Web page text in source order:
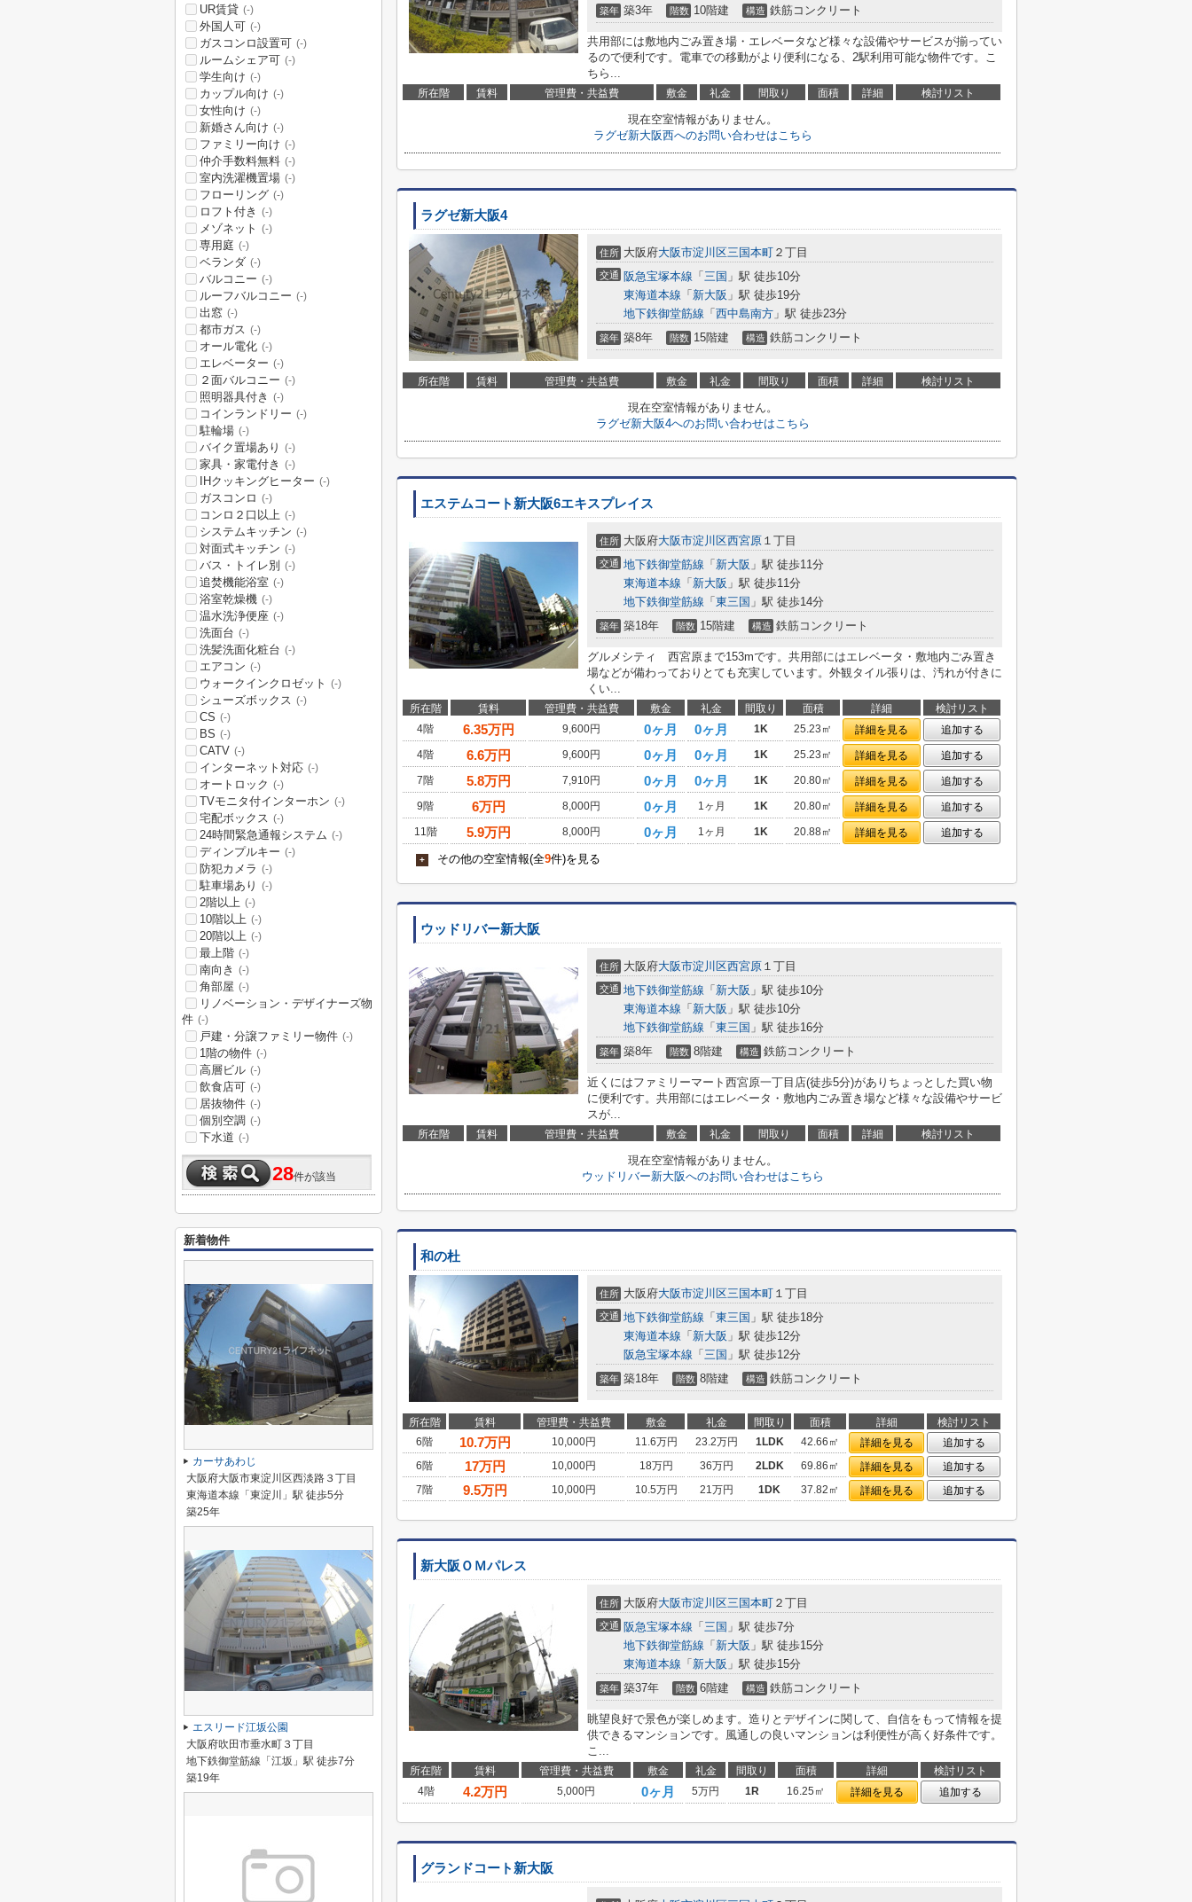
築年 築3年 階数 10階建 構造 鉄筋コンクリート
共用部には敷地内ごみ置き場・エレベータなど様々な設備やサービスが揃ってい
るので便利です。電車での移動がより便利になる、2駅利用可能な物件です。こ
ちら...
所在階 賃料 管理費・共益費 敷金 礼金 間取り 面積 詳細 検討リスト
現在空室情報がありません。
ラグゼ新大阪西へのお問い合わせはこちら
ラグゼ新大阪4
住所 大阪府大阪市淀川区三国本町 ２丁目
交通 阪急宝塚本線 「 三国 」駅 徒歩10分
東海道本線 「 新大阪 」駅 徒歩19分
地下鉄御堂筋線 「 西中島南方 」駅 徒歩23分
築年 築8年 階数 15階建 構造 鉄筋コンクリート
所在階 賃料 管理費・共益費 敷金 礼金 間取り 面積 詳細 検討リスト
現在空室情報がありません。
ラグゼ新大阪4へのお問い合わせはこちら
エステムコート新大阪6エキスプレイス
住所 大阪府大阪市淀川区西宮原 １丁目
交通 地下鉄御堂筋線 「 新大阪 」駅 徒歩11分
東海道本線 「 新大阪 」駅 徒歩11分
地下鉄御堂筋線 「 東三国 」駅 徒歩14分
築年 築18年 階数 15階建 構造 鉄筋コンクリート
グルメシティ 西宮原まで153mです。共用部にはエレベータ・敷地内ごみ置き
場などが備わっておりとても充実しています。外観タイル張りは、汚れが付きに
くい...
所在階 賃料 管理費・共益費 敷金 礼金 間取り 面積 詳細
検討リスト
4階
6.35万円 9,600円 0ヶ月 0ヶ月 1K 25.23㎡ 詳細を見る
追加する
4階
6.6万円 9,600円 0ヶ月 0ヶ月 1K 25.23㎡ 詳細を見る
追加する
7階
5.8万円 7,910円 0ヶ月 0ヶ月 1K 20.80㎡ 詳細を見る
追加する
9階
6万円 8,000円 0ヶ月 1ヶ月 1K 20.80㎡ 詳細を見る
追加する
11階
5.9万円 8,000円 0ヶ月 1ヶ月 1K 20.88㎡ 詳細を見る 追加する
+ その他の空室情報(全9件)を見る
ウッドリバー新大阪
住所 大阪府大阪市淀川区西宮原 １丁目
交通 地下鉄御堂筋線 「 新大阪 」駅 徒歩10分
東海道本線 「 新大阪 」駅 徒歩10分
地下鉄御堂筋線 「 東三国 」駅 徒歩16分
築年 築8年 階数 8階建 構造 鉄筋コンクリート
近くにはファミリーマート西宮原一丁目店(徒歩5分)がありちょっとした買い物
に便利です。共用部にはエレベータ・敷地内ごみ置き場など様々な設備やサービ
スが...
所在階 賃料 管理費・共益費 敷金 礼金 間取り 面積 詳細 検討リスト
現在空室情報がありません。
ウッドリバー新大阪へのお問い合わせはこちら
和の杜
住所 大阪府大阪市淀川区三国本町 １丁目
交通 地下鉄御堂筋線 「 東三国 」駅 徒歩18分
東海道本線 「 新大阪 」駅 徒歩12分
阪急宝塚本線 「 三国 」駅 徒歩12分
築年 築18年 階数 8階建 構造 鉄筋コンクリート
所在階 賃料 管理費・共益費 敷金 礼金 間取り 面積 詳細
検討リスト
6階
10.7万円 10,000円 11.6万円 23.2万円 1LDK 42.66㎡ 詳細を見る
追加する
6階
17万円 10,000円 18万円 36万円 2LDK 69.86㎡ 詳細を見る
追加する
7階
9.5万円 10,000円 10.5万円 21万円 1DK 37.82㎡ 詳細を見る 追加する
新大阪ＯＭパレス
住所 大阪府大阪市淀川区三国本町 ２丁目
交通 阪急宝塚本線 「 三国 」駅 徒歩7分
地下鉄御堂筋線 「 新大阪 」駅 徒歩15分
東海道本線 「 新大阪 」駅 徒歩15分
築年 築37年 階数 6階建 構造 鉄筋コンクリート
眺望良好で景色が楽しめます。造りとデザインに関して、自信をもって情報を提
供できるマンションです。風通しの良いマンションは利便性が高く好条件です。
こ...
所在階 賃料 管理費・共益費 敷金 礼金 間取り 面積 詳細
検討リスト
4階
4.2万円 5,000円 0ヶ月 5万円 1R 16.25㎡ 詳細を見る 追加する
グランドコート新大阪
UR賃貸 (-)
外国人可 (-)
ガスコンロ設置可 (-)
ルームシェア可 (-)
学生向け (-)
カップル向け (-)
女性向け (-)
新婚さん向け (-)
ファミリー向け (-)
仲介手数料無料 (-)
室内洗濯機置場 (-)
フローリング (-)
ロフト付き (-)
メゾネット (-)
専用庭 (-)
ベランダ (-)
バルコニー (-)
ルーフバルコニー (-)
出窓 (-)
都市ガス (-)
オール電化 (-)
エレベーター (-)
２面バルコニー (-)
照明器具付き (-)
コインランドリー (-)
駐輪場 (-)
バイク置場あり (-)
家具・家電付き (-)
IHクッキングヒーター (-)
ガスコンロ (-)
コンロ２口以上 (-)
システムキッチン (-)
対面式キッチン (-)
バス・トイレ別 (-)
追焚機能浴室 (-)
浴室乾燥機 (-)
温水洗浄便座 (-)
洗面台 (-)
洗髪洗面化粧台 (-)
エアコン (-)
ウォークインクロゼット (-)
シューズボックス (-)
CS (-)
BS (-)
CATV (-)
インターネット対応 (-)
オートロック (-)
TVモニタ付インターホン (-)
宅配ボックス (-)
24時間緊急通報システム (-)
ディンプルキー (-)
防犯カメラ (-)
駐車場あり (-)
2階以上 (-)
10階以上 (-)
20階以上 (-)
最上階 (-)
南向き (-)
角部屋 (-)
リノベーション・デザイナーズ物
件 (-)
戸建・分譲ファミリー物件 (-)
1階の物件 (-)
高層ビル (-)
飲食店可 (-)
居抜物件 (-)
個別空調 (-)
下水道 (-)
28件が該当
新着物件
カーサあわじ
大阪府大阪市東淀川区西淡路３丁目
東海道本線「東淀川」駅 徒歩5分
築25年
エスリード江坂公園
大阪府吹田市垂水町３丁目
地下鉄御堂筋線「江坂」駅 徒歩7分
築19年